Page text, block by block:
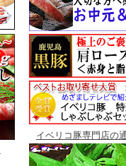
イベリコ豚専門店の